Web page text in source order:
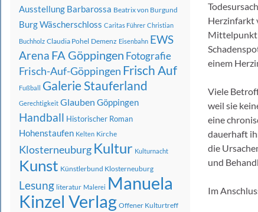
Herzinfarkt
Mittelpunkt
einem
Viele
weil sie
eine
dauerhaft
die
und
Im
Ausstellung Barbarossa Beatrix von Burgund
Burg Wäscherschloss Caritas Führer Christian
Buchholz Claudia Pohel Demenz Eisenbahn EWS
Arena FA Göppingen Fotografie
Frisch-Auf-Göppingen Frisch Auf
Fußball Galerie Stauferland
Gerechtigkeit Glauben Göppingen
Handball Historischer Roman
Hohenstaufen Kelten Kirche
Klosterneuburg Kultur Kulturnacht
Kunst Künstlerbund Klosterneuburg
Lesung literatur Malerei Manuela
Kinzel Verlag Offener Kulturtreff